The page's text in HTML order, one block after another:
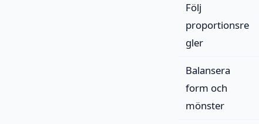
Följ
proportionsre
gler
Balansera
form och
mönster